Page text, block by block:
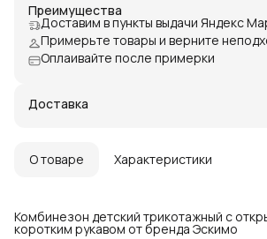
Преимущества
Доставим в пункты выдачи Яндекс
Примерьте товары и верните
Оплаивайте после примерки
Доставка
О товаре Характеристики
Комбинезон детский трикотажный с
коротким рукавом от бренда Эскимо